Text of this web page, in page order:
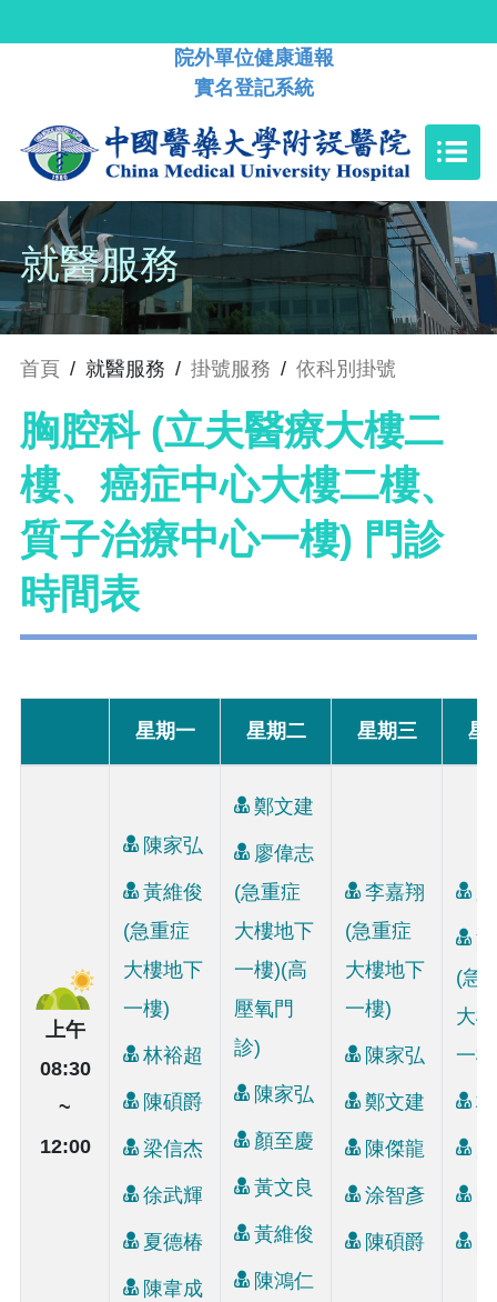
院外單位健康通報
實名登記系統
就醫服務
首頁 / 就醫服務 / 掛號服務 / 依科別掛號
胸腔科 (立夫醫療大樓二
樓、癌症中心大樓二樓、
質子治療中心一樓) 門診
時間表
星期一 星期二 星期三 星
上午
08:30
~
12:00
陳家弘
黃維俊
(急重症
大樓地下
一樓)
林裕超
陳碩爵
梁信杰
徐武輝
夏德椿
陳韋成
鄭文建
廖偉志
(急重症
大樓地下
一樓)(高
壓氧門
診)
陳家弘
顏至慶
黃文良
黃維俊
陳鴻仁
李嘉翔
(急重症
大樓地下
一樓)
陳家弘
鄭文建
陳傑龍
涂智彥
陳碩爵
(急
大
一